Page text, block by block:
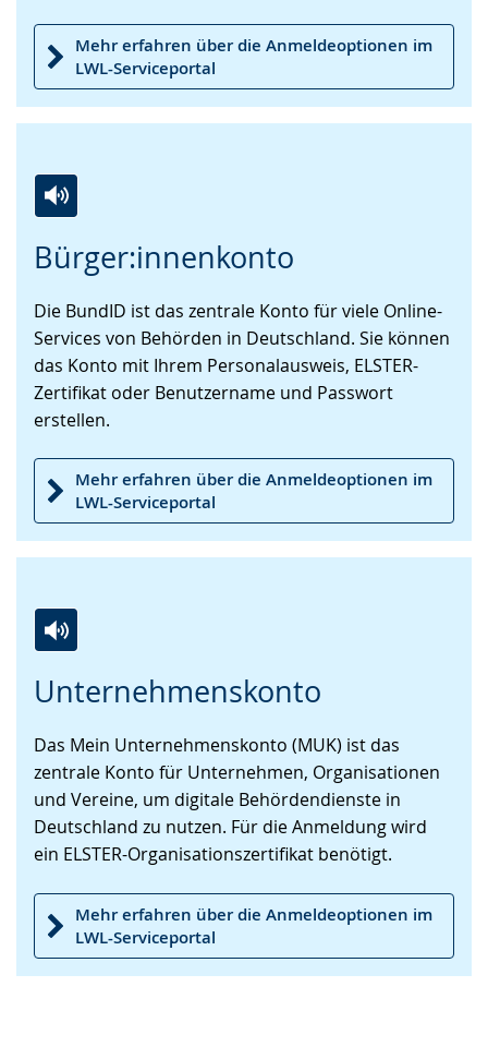
Mehr erfahren über die Anmeldeoptionen im
LWL-Serviceportal
Bürger:innenkonto
Leichten
Sprache
wechseln.
Audio-
Unterstützung.
Video
Deutscher
Gebärdensprache
wird
angezeigt.
Die BundID ist das zentrale Konto für viele Online-
Services von Behörden in Deutschland. Sie können
das Konto mit Ihrem Personalausweis, ELSTER-
Zertifikat oder Benutzername und Passwort
erstellen.
Mehr erfahren über die Anmeldeoptionen im
LWL-Serviceportal
Unternehmenskonto
Leichten
wechseln.
Audio-
Video
Deutscher
Gebärdensprache
wird
angezeigt.
Das Mein Unternehmenskonto (MUK) ist das
zentrale Konto für Unternehmen, Organisationen
und Vereine, um digitale Behördendienste in
Deutschland zu nutzen. Für die Anmeldung wird
ein ELSTER-Organisationszertifikat benötigt.
Mehr erfahren über die Anmeldeoptionen im
LWL-Serviceportal